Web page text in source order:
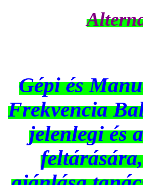
Gépi és
Frekvencia
jelenlegi és